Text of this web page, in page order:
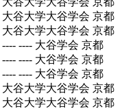
大谷大学大谷学会 京都
大谷大学大谷学会 京都
---- ---- 大谷学会 京都
---- ---- 大谷学会 京都
---- ---- 大谷学会 京都
大谷大学大谷学会 京都
大谷大学大谷学会 京都